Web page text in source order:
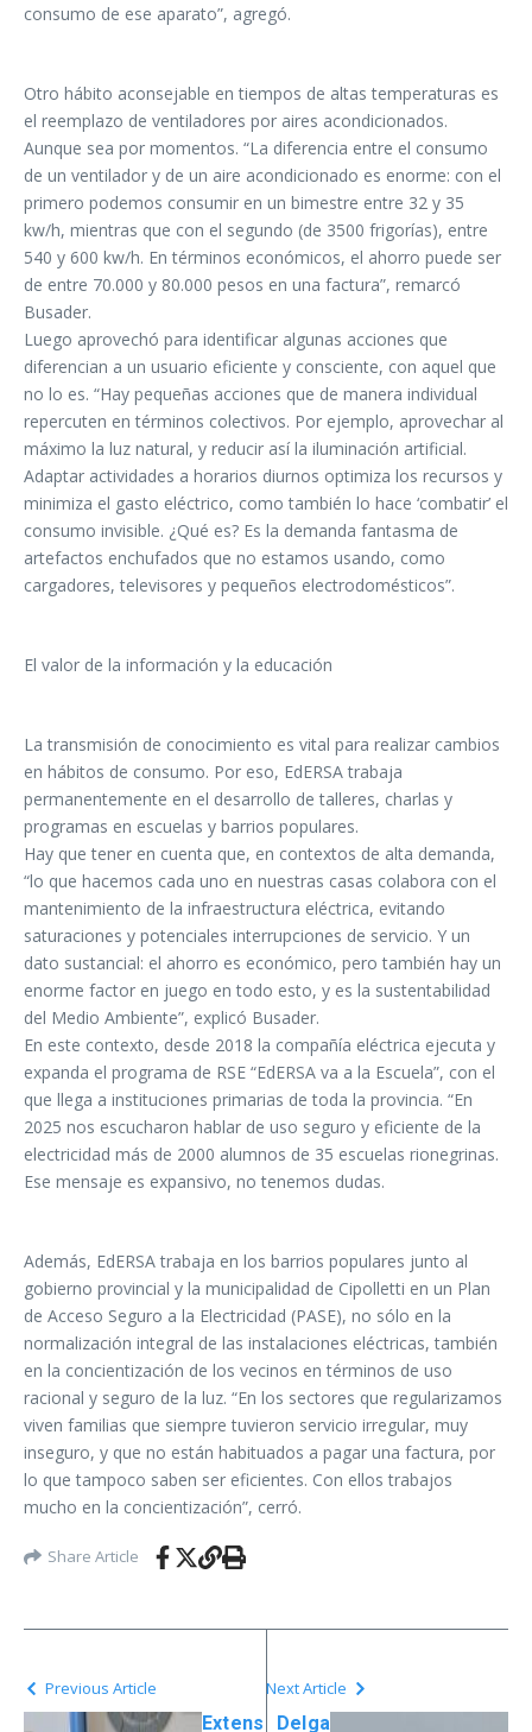
consumo de ese aparato”, agregó.
Otro hábito aconsejable en tiempos de altas temperaturas es
el reemplazo de ventiladores por aires acondicionados.
Aunque sea por momentos. “La diferencia entre el consumo
de un ventilador y de un aire acondicionado es enorme: con el
primero podemos consumir en un bimestre entre 32 y 35
kw/h, mientras que con el segundo (de 3500 frigorías), entre
540 y 600 kw/h. En términos económicos, el ahorro puede ser
de entre 70.000 y 80.000 pesos en una factura”, remarcó
Busader.
Luego aprovechó para identificar algunas acciones que
diferencian a un usuario eficiente y consciente, con aquel que
no lo es. “Hay pequeñas acciones que de manera individual
repercuten en términos colectivos. Por ejemplo, aprovechar al
máximo la luz natural, y reducir así la iluminación artificial.
Adaptar actividades a horarios diurnos optimiza los recursos y
minimiza el gasto eléctrico, como también lo hace ‘combatir’ el
consumo invisible. ¿Qué es? Es la demanda fantasma de
artefactos enchufados que no estamos usando, como
cargadores, televisores y pequeños electrodomésticos”.
El valor de la información y la educación
La transmisión de conocimiento es vital para realizar cambios
en hábitos de consumo. Por eso, EdERSA trabaja
permanentemente en el desarrollo de talleres, charlas y
programas en escuelas y barrios populares.
Hay que tener en cuenta que, en contextos de alta demanda,
“lo que hacemos cada uno en nuestras casas colabora con el
mantenimiento de la infraestructura eléctrica, evitando
saturaciones y potenciales interrupciones de servicio. Y un
dato sustancial: el ahorro es económico, pero también hay un
enorme factor en juego en todo esto, y es la sustentabilidad
del Medio Ambiente”, explicó Busader.
En este contexto, desde 2018 la compañía eléctrica ejecuta y
expanda el programa de RSE “EdERSA va a la Escuela”, con el
que llega a instituciones primarias de toda la provincia. “En
2025 nos escucharon hablar de uso seguro y eficiente de la
electricidad más de 2000 alumnos de 35 escuelas rionegrinas.
Ese mensaje es expansivo, no tenemos dudas.
Además, EdERSA trabaja en los barrios populares junto al
gobierno provincial y la municipalidad de Cipolletti en un Plan
de Acceso Seguro a la Electricidad (PASE), no sólo en la
normalización integral de las instalaciones eléctricas, también
en la concientización de los vecinos en términos de uso
racional y seguro de la luz. “En los sectores que regularizamos
viven familias que siempre tuvieron servicio irregular, muy
inseguro, y que no están habituados a pagar una factura, por
lo que tampoco saben ser eficientes. Con ellos trabajos
mucho en la concientización”, cerró.
Share Article
Previous Article
Extens
Next Article
Delga